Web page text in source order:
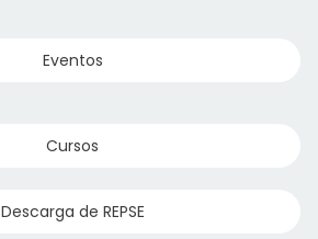
Eventos
Cursos
Descarga de REPSE